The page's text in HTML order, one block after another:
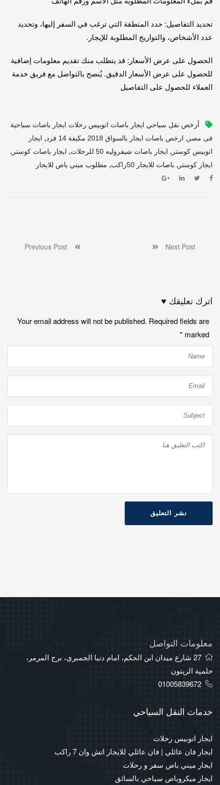
تحديد التفاصيل: حدد المنطقة التي ترغب في السفر إليها، وتحديد
عدد الأشخاص، والتواريخ المطلوبة للإيجار.
الحصول على عرض الأسعار: قد يتطلب منك تقديم معلومات إضافية
للحصول على عرض الأسعار الدقيق. يُنصح بالتواصل مع فريق خدمة
العملاء للحصول على التفاصيل
أرخص نقل سياحي ايجار باصات اتوبيس رحلات ايجار باصات سياحية
فى مصر , ارخص باصات ايجار بالسواق 2018 مكيفة 14 فرد , ايجار
اتوبيس كوستر , ايجار باصات شيفروليه 50 للرحلات , ايجار باصات كوستر ,
ايجار كوستر , باصات للايجار 50راكب , مطلوب ميني باص للايجار
Next Post
اترك تعليقك ♥
Your email address will not be published. Required fields are
marked
*
نشر التعليق
معلومات التواصل
27 شارع ميدان ابن الحكم، امام دنيا الجمبري، برج المرمر،
حلمية الزيتون
01005839672
خدمات النقل السياحي
ايجار اتوبيس رحلات
ايجار فان عائلي | فان عائلي للايجار اتش وان 7 راكب
ايجار ميني باص سفر و رحلات
ايجار ميكروباص سياحي بالسائق